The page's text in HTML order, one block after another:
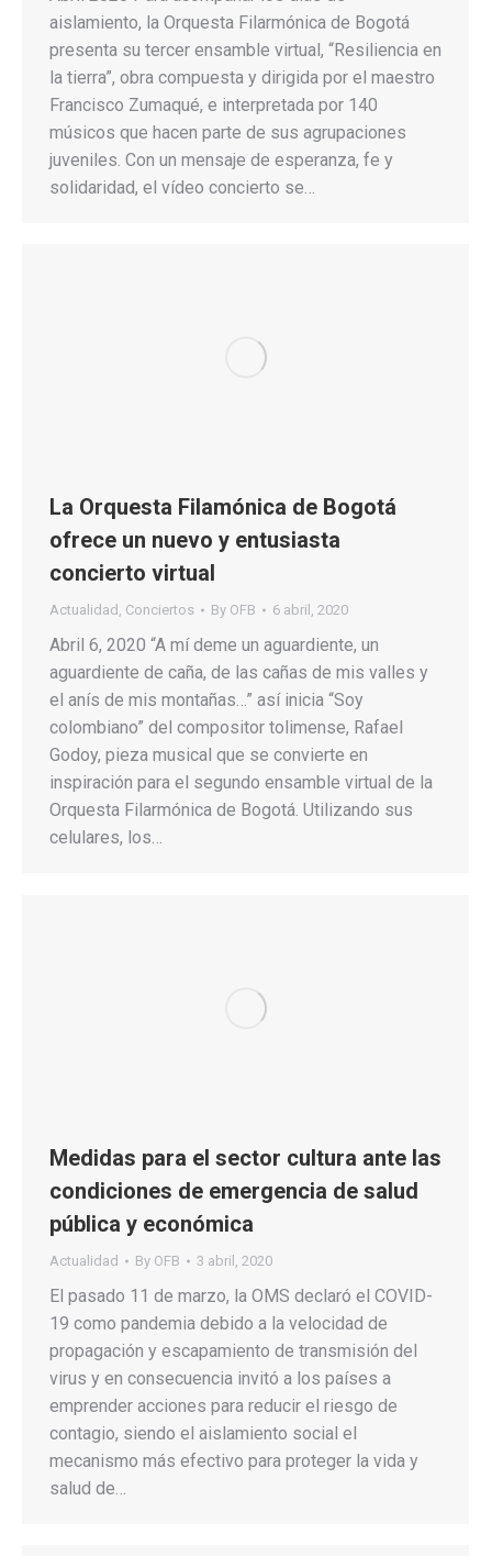
aislamiento, la Orquesta Filarmónica de Bogotá
presenta su tercer ensamble virtual, “Resiliencia en
la tierra”, obra compuesta y dirigida por el maestro
Francisco Zumaqué, e interpretada por 140
músicos que hacen parte de sus agrupaciones
juveniles. Con un mensaje de esperanza, fe y
solidaridad, el vídeo concierto se…
La Orquesta Filamónica de Bogotá
ofrece un nuevo y entusiasta
concierto virtual
Actualidad Conciertos By OFB 6 abril, 2020
Abril 6, 2020 “A mí deme un aguardiente, un
aguardiente de caña, de las cañas de mis valles y
el anís de mis montañas…” así inicia “Soy
colombiano” del compositor tolimense, Rafael
Godoy, pieza musical que se convierte en
inspiración para el segundo ensamble virtual de la
Orquesta Filarmónica de Bogotá. Utilizando sus
celulares, los…
Medidas para el sector cultura ante las
condiciones de emergencia de salud
pública y económica
Actualidad By OFB 3 abril, 2020
El pasado 11 de marzo, la OMS declaró el COVID-
19 como pandemia debido a la velocidad de
propagación y escapamiento de transmisión del
virus y en consecuencia invitó a los países a
emprender acciones para reducir el riesgo de
contagio, siendo el aislamiento social el
mecanismo más efectivo para proteger la vida y
salud de…